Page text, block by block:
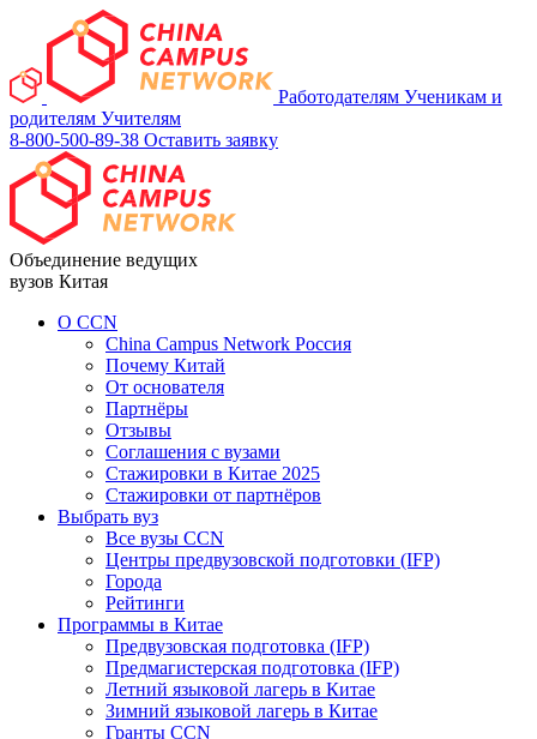
Работодателям Ученикам и
родителям Учителям
8-800-500-89-38 Оставить заявку
Объединение ведущих
вузов Китая
О ССN
China Campus Network Россия
Почему Китай
От основателя
Партнёры
Отзывы
Соглашения с вузами
Стажировки в Китае 2025
Стажировки от партнёров
Выбрать вуз
Все вузы CCN
Центры предвузовской подготовки (IFP)
Города
Рейтинги
Программы в Китае
Предвузовская подготовка (IFP)
Предмагистерская подготовка (IFP)
Летний языковой лагерь в Китае
Зимний языковой лагерь в Китае
Гранты CCN